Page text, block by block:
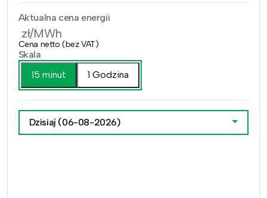
Aktualna cena energii
zł/MWh
Cena netto (bez VAT)
Skala
15 minut
1 Godzina
Dzisiaj (06-08-2026)